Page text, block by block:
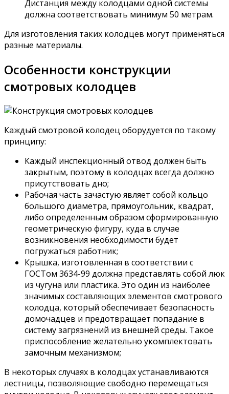
Дистанция между колодцами одной системы
должна соответствовать минимум 50 метрам.
Для изготовления таких колодцев могут применяться
разные материалы.
Особенности конструкции
смотровых колодцев
Каждый смотровой колодец оборудуется по такому
принципу:
Каждый инспекционный отвод должен быть
закрытым, поэтому в колодцах всегда должно
присутствовать дно;
Рабочая часть зачастую являет собой кольцо
большого диаметра, прямоугольник, квадрат,
либо определенным образом сформированную
геометрическую фигуру, куда в случае
возникновения необходимости будет
погружаться работник;
Крышка, изготовленная в соответствии с
ГОСТом 3634-99 должна представлять собой люк
из чугуна или пластика. Это один из наиболее
значимых составляющих элементов смотрового
колодца, который обеспечивает безопасность
домочадцев и предотвращает попадание в
систему загрязнений из внешней среды. Такое
приспособление желательно укомплектовать
замочным механизмом;
В некоторых случаях в колодцах устанавливаются
лестницы, позволяющие свободно перемещаться